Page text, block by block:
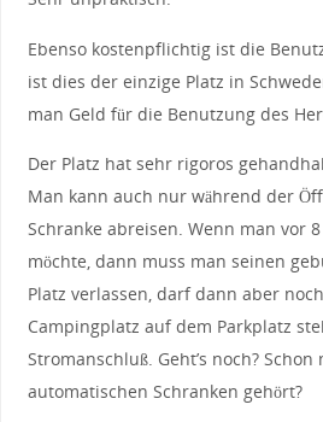
Ebenso kostenpflichtig ist die
ist dies der einzige Platz in
man Geld für die Benutzung des
Der Platz hat sehr rigoros
Man kann auch nur während der
Schranke abreisen. Wenn man vor
möchte, dann muss man seinen
Platz verlassen, darf dann aber
Campingplatz auf dem Parkplatz
Stromanschluß. Geht’s noch? Schon
automatischen Schranken gehört?